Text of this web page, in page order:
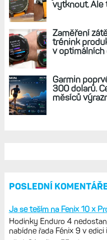
Fénix 9 v
Live Activity
sporty. Mobil
cyklistiky,